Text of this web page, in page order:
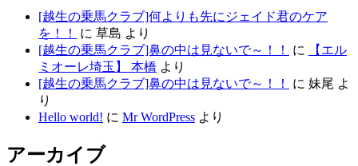
[越生の乗馬クラブ]何よりも先にジェイド君のケア
を！！
に 草島 より
[越生の乗馬クラブ]鼻の中は見ないで～！！
に
【エル
ミオーレ埼玉】 本橋 より
[越生の乗馬クラブ]鼻の中は見ないで～！！
に 妹尾 よ
り
Hello world! に Mr WordPress より
アーカイブ